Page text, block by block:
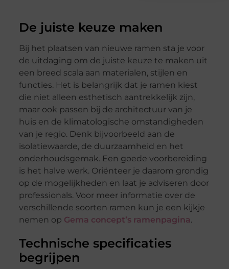
De juiste keuze maken
Bij het plaatsen van nieuwe ramen sta je voor
de uitdaging om de juiste keuze te maken uit
een breed scala aan materialen, stijlen en
functies. Het is belangrijk dat je ramen kiest
die niet alleen esthetisch aantrekkelijk zijn,
maar ook passen bij de architectuur van je
huis en de klimatologische omstandigheden
van je regio. Denk bijvoorbeeld aan de
isolatiewaarde, de duurzaamheid en het
onderhoudsgemak. Een goede voorbereiding
is het halve werk. Oriënteer je daarom grondig
op de mogelijkheden en laat je adviseren door
professionals. Voor meer informatie over de
verschillende soorten ramen kun je een kijkje
nemen op Gema concept’s ramenpagina.
Technische specificaties
begrijpen